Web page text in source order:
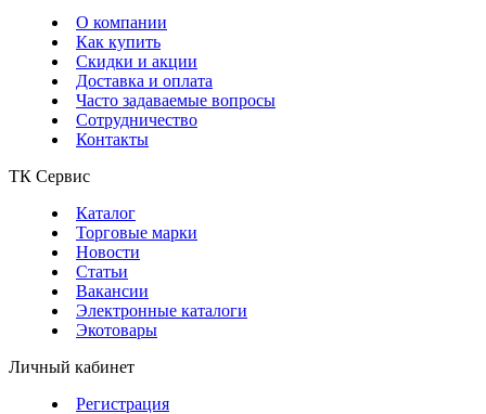
О компании
Как купить
Скидки и акции
Доставка и оплата
Часто задаваемые вопросы
Сотрудничество
Контакты
ТК Сервис
Каталог
Торговые марки
Новости
Статьи
Вакансии
Электронные каталоги
Экотовары
Личный кабинет
Регистрация